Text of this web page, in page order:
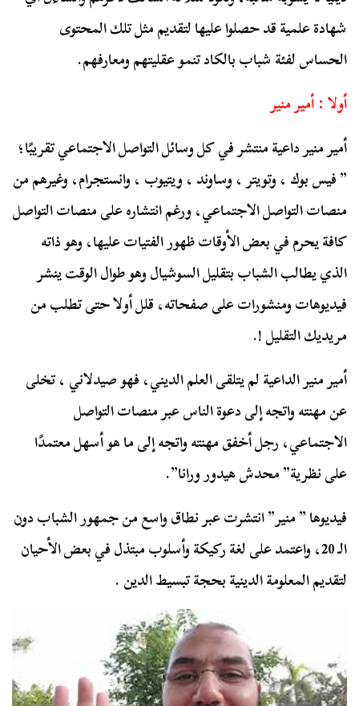
شهادة علمية قد حصلوا عليها لتقديم مثل تلك المحتوى
الحساس لفئة شباب بالكاد تنمو عقليتهم ومعارفهم.
أولا : أمير منير
أمير منير داعية منتشر في كل وسائل التواصل الاجتماعي تقريبًا؛
” فيس بوك ، وتويتر ، وساوند ، ويتيوب ، وانستجرام، وغيرهم من
منصات التواصل الاجتماعي، ورغم انتشاره على منصات التواصل
كافة يحرم في بعض الأوقات ظهور الفتيات عليها، وهو ذاته
الذي يطالب الشباب بتقليل السوشيال وهو طوال الوقت ينشر
فيديوهات ومنشورات على صفحاته، قلل أولا حتى تطلب من
مريديك التقليل !.
أمير منير الداعية لم يتلقى العلم الديني، فهو صيدلاني ، تخلى
عن مهنته واتجه إلى دعوة الناس عبر منصات التواصل
الاجتماعي، رجل أخفق مهنته واتجه إلى ما هو أسهل معتمدًا
على نظرية” محدش هيدور ورانا”.
فيديوها ” منير” انتشرت عبر نطاق واسع من جمهور الشباب دون
الـ 20، واعتمد على لغة ركيكة وأسلوب مبتذل في بعض الأحيان
لتقديم المعلومة الدينية بحجة تبسيط الدين .